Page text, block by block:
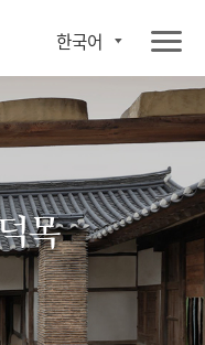
한국어
목